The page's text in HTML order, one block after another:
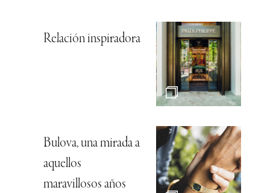
Relación inspiradora
Bulova, una mirada a
aquellos
maravillosos años